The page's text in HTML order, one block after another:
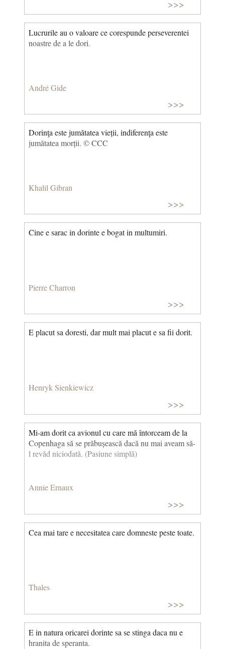
>>>
Lucrurile au o valoare ce corespunde perseverentei
noastre de a le dori.
André Gide
>>>
Dorinţa este jumătatea vieții, indiferenţa este
jumătatea morții. © CCC
Khalil Gibran
>>>
Cine e sarac in dorinte e bogat in multumiri.
Pierre Charron
>>>
E placut sa doresti, dar mult mai placut e sa fii dorit.
Henryk Sienkiewicz
>>>
Mi-am dorit ca avionul cu care mă întorceam de la
Copenhaga să se prăbușească dacă nu mai aveam să-
l revăd niciodată. (Pasiune simplă)
Annie Ernaux
>>>
Cea mai tare e necesitatea care domneste peste toate.
Thales
>>>
E in natura oricarei dorinte sa se stinga daca nu e
hranita de speranta.